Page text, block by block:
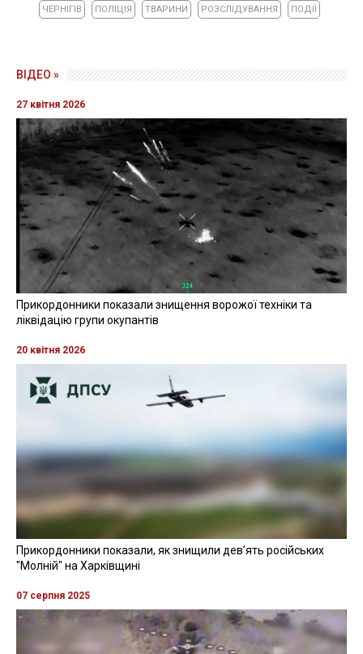
ЧЕРНІГІВ ПОЛІЦІЯ ТВАРИНИ РОЗСЛІДУВАННЯ ПОДІЇ
ВІДЕО »
27 квітня 2026
Прикордонники показали знищення ворожої техніки та
ліквідацію групи окупантів
20 квітня 2026
Прикордонники показали, як знищили девʼять російських
"Молній" на Харківщині
07 серпня 2025